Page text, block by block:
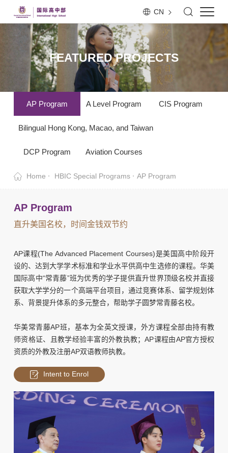
CN
FEATURED PROJECTS
AP Program A Level Program CIS Program
Bilingual Hong Kong, Macao, and Taiwan
DCP Program Aviation Courses
Home HBIC Special Programs AP Program
AP Program
直升美国名校，时间金钱双节约
AP课程(The Advanced Placement Courses)是美国高中阶段开
设的、达到大学学术标准和学业水平供高中生选修的课程。华美
国际高中“常青藤”班为优秀的学子提供直升世界顶级名校并直接
获取大学学分的一个高端平台项目，通过竞赛体系、留学规划体
系、背景提升体系的多元整合，帮助学子圆梦常青藤名校。
华美常青藤AP班，基本为全英文授课，外方课程全部由持有教
师资格证、且教学经验丰富的外教执教；AP课程由AP官方授权
资质的外教及注册AP双语教师执教。
Intent to Enrol